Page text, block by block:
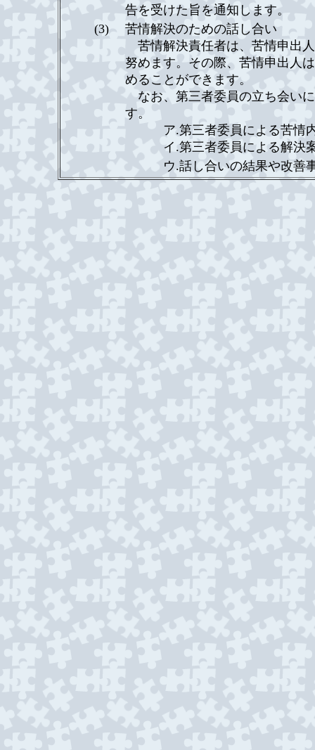
告を受けた旨を通知します。
(3)
苦情解決のための話し合い
苦情解決責任者は、苦情申出
努めます。その際、苦情申出人
めることができます。
なお、第三者委員の立ち会い
す。
ア.第三者委員による苦情内
イ.第三者委員による解決案
ウ.話し合いの結果や改善事